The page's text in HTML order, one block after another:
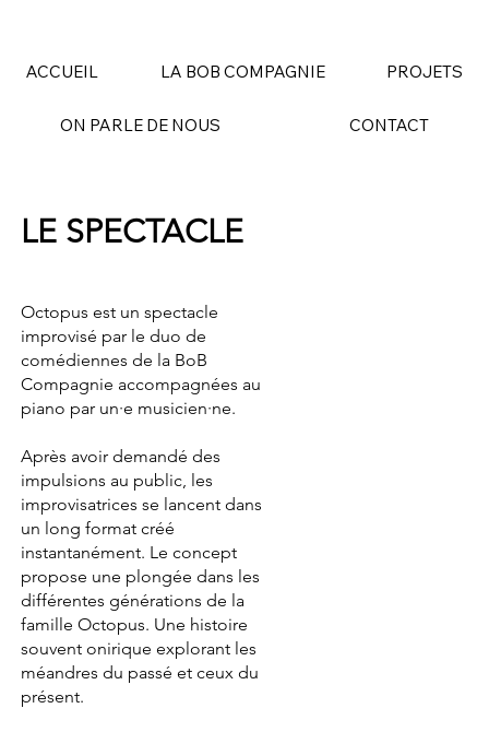
ACCUEIL LA BOB COMPAGNIE PROJETS
ON PARLE DE NOUS CONTACT
LE SPECTACLE
Octopus est un spectacle
improvisé par le duo de
comédiennes de la BoB
Compagnie accompagnées au
piano par un·e musicien·ne.
Après avoir demandé des
impulsions au public, les
improvisatrices se lancent dans
un long format créé
instantanément. Le concept
propose une plongée dans les
différentes générations de la
famille Octopus. Une histoire
souvent onirique explorant les
méandres du passé et ceux du
présent.